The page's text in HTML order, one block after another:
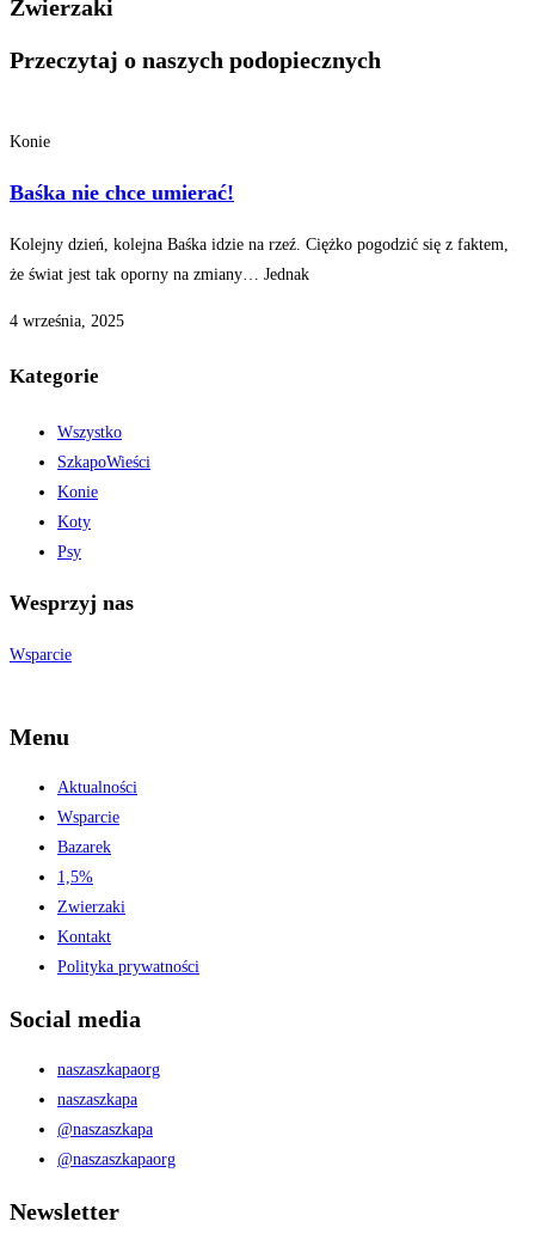
Zwierzaki
Przeczytaj o naszych podopiecznych
Konie
Baśka nie chce umierać!
Kolejny dzień, kolejna Baśka idzie na rzeź. Ciężko pogodzić się z faktem,
że świat jest tak oporny na zmiany… Jednak
4 września, 2025
Kategorie
Wszystko
SzkapoWieści
Konie
Koty
Psy
Wesprzyj nas
Wsparcie
Menu
Aktualności
Wsparcie
Bazarek
1,5%
Zwierzaki
Kontakt
Polityka prywatności
Social media
naszaszkapaorg
naszaszkapa
@naszaszkapa
@naszaszkapaorg
Newsletter